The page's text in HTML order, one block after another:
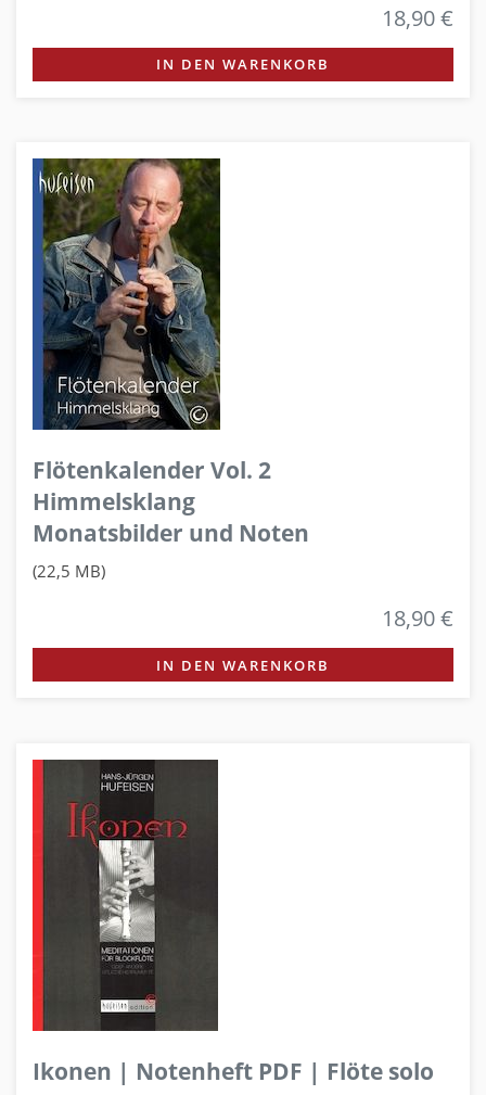
18,90 €
IN DEN WARENKORB
Flötenkalender Vol. 2
Himmelsklang
Monatsbilder und Noten
(22,5 MB)
18,90 €
IN DEN WARENKORB
Ikonen | Notenheft PDF | Flöte solo